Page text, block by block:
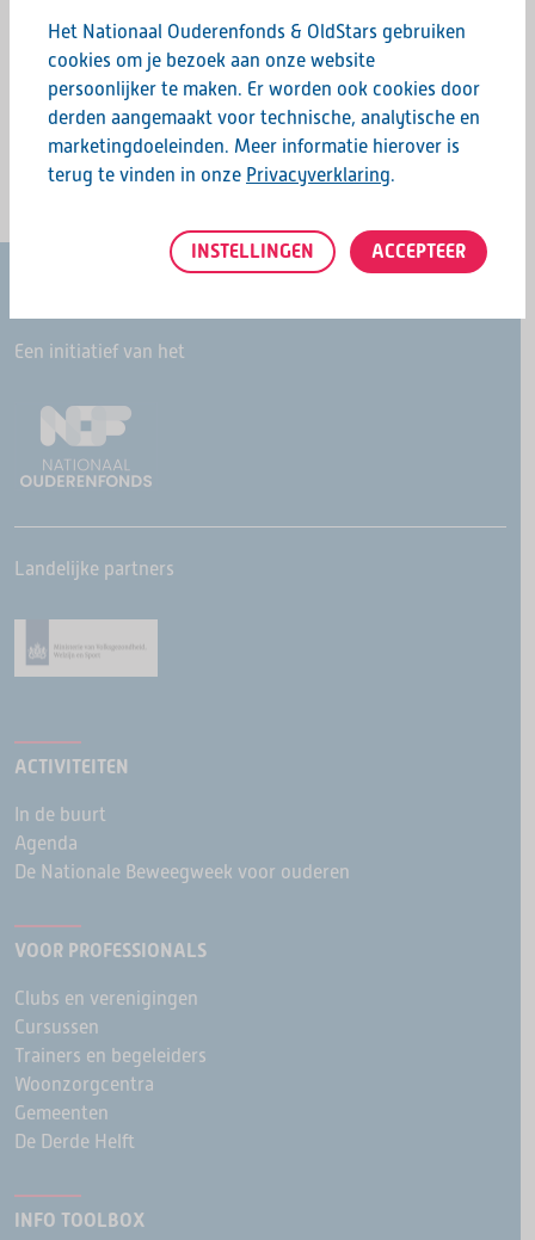
Het Nationaal Ouderenfonds & OldStars gebruiken
cookies om je bezoek aan onze website
persoonlijker te maken. Er worden ook cookies door
derden aangemaakt voor technische, analytische en
marketingdoeleinden. Meer informatie hierover is
terug te vinden in onze Privacyverklaring.
INSTELLINGEN ACCEPTEER
Een initiatief van het
Landelijke partners
ACTIVITEITEN
In de buurt
Agenda
De Nationale Beweegweek voor ouderen
VOOR PROFESSIONALS
Clubs en verenigingen
Cursussen
Trainers en begeleiders
Woonzorgcentra
Gemeenten
De Derde Helft
INFO TOOLBOX